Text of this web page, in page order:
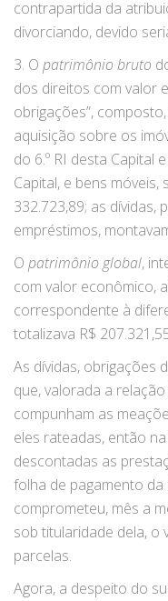
contrapartida da
divorciando, devido
3. O patrimônio bruto
dos direitos com valor
obrigações”, composto,
aquisição sobre os
do 6.º RI desta Capital
Capital, e bens
332.723,89; as dívidas,
empréstimos,
O patrimônio global,
com valor econômico,
correspondente à
totalizava R$
As dívidas, obrigações
que, valorada a
compunham as
eles rateadas, então
descontadas as
folha de pagamento
comprometeu, mês a
sob titularidade dela, o
parcelas.
Agora, a despeito do